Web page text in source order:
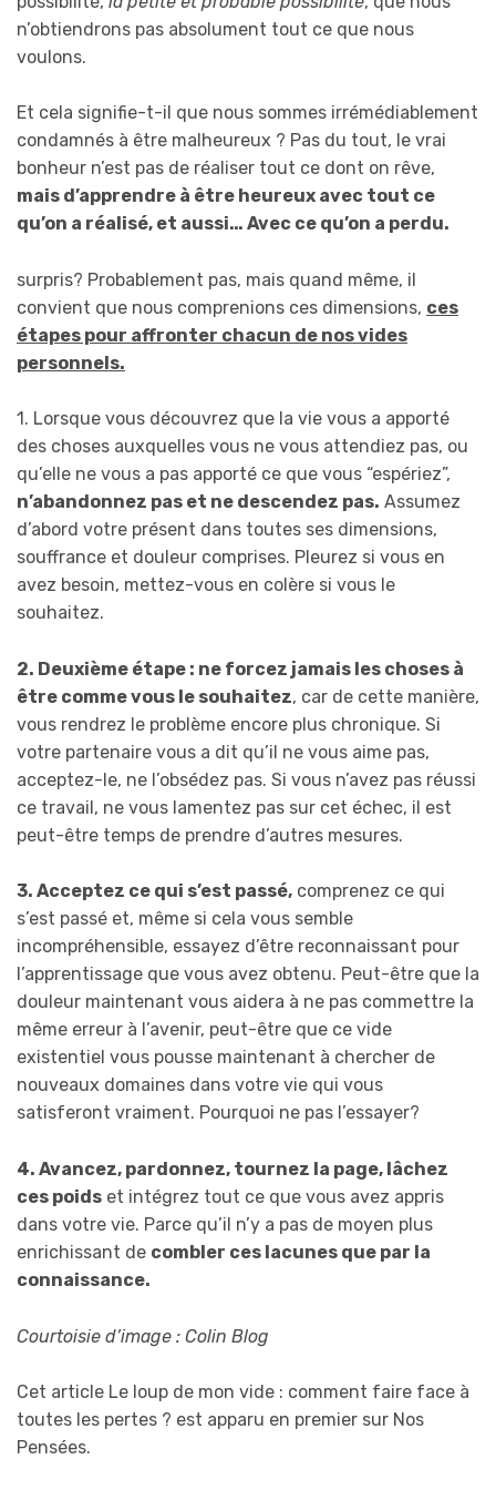
n’obtiendrons pas absolument tout ce que nous
voulons.
Et cela signifie-t-il que nous sommes irrémédiablement
condamnés à être malheureux ? Pas du tout, le vrai
bonheur n’est pas de réaliser tout ce dont on rêve,
mais d’apprendre à être heureux avec tout ce
qu’on a réalisé, et aussi… Avec ce qu’on a perdu.
surpris? Probablement pas, mais quand même, il
convient que nous comprenions ces dimensions, ces
étapes pour affronter chacun de nos vides
personnels.
1. Lorsque vous découvrez que la vie vous a apporté
des choses auxquelles vous ne vous attendiez pas, ou
qu’elle ne vous a pas apporté ce que vous “espériez”,
n’abandonnez pas et ne descendez pas. Assumez
d’abord votre présent dans toutes ses dimensions,
souffrance et douleur comprises. Pleurez si vous en
avez besoin, mettez-vous en colère si vous le
souhaitez.
2. Deuxième étape : ne forcez jamais les choses à
être comme vous le souhaitez, car de cette manière,
vous rendrez le problème encore plus chronique. Si
votre partenaire vous a dit qu’il ne vous aime pas,
acceptez-le, ne l’obsédez pas. Si vous n’avez pas réussi
ce travail, ne vous lamentez pas sur cet échec, il est
peut-être temps de prendre d’autres mesures.
3. Acceptez ce qui s’est passé, comprenez ce qui
s’est passé et, même si cela vous semble
incompréhensible, essayez d’être reconnaissant pour
l’apprentissage que vous avez obtenu. Peut-être que la
douleur maintenant vous aidera à ne pas commettre la
même erreur à l’avenir, peut-être que ce vide
existentiel vous pousse maintenant à chercher de
nouveaux domaines dans votre vie qui vous
satisferont vraiment. Pourquoi ne pas l’essayer?
4. Avancez, pardonnez, tournez la page, lâchez
ces poids et intégrez tout ce que vous avez appris
dans votre vie. Parce qu’il n’y a pas de moyen plus
enrichissant de combler ces lacunes que par la
connaissance.
Courtoisie d’image : Colin Blog
Cet article Le loup de mon vide : comment faire face à
toutes les pertes ? est apparu en premier sur Nos
Pensées.